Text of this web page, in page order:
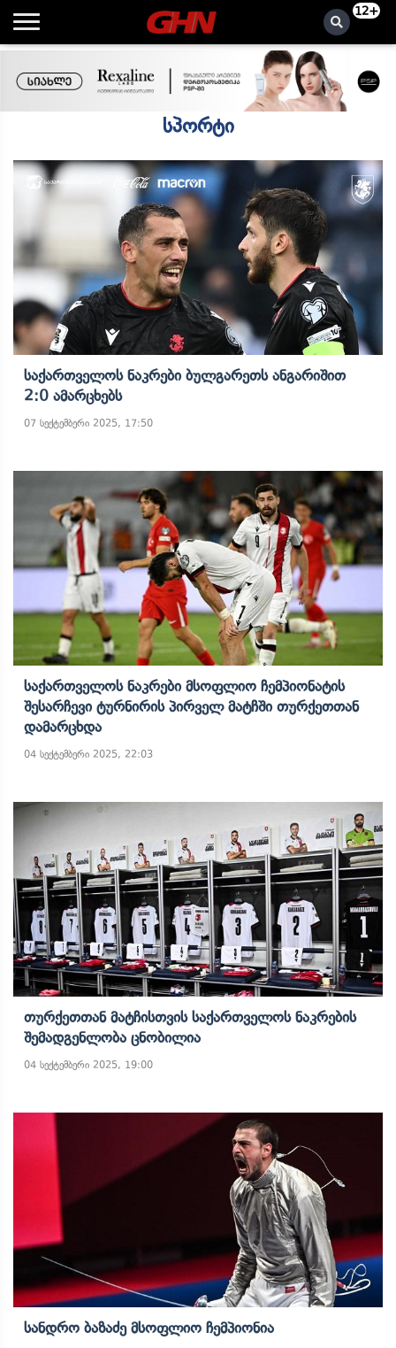
12+
სპორტი
Საქართველოს Ნაკრები Ბულგარეთს Ანგარიშით
2:0 Ამარცხებს
07 სექტემბერი 2025, 17:50
Საქართველოს Ნაკრები Მსოფლიო Ჩემპიონატის
Შესარჩევი Ტურნირის Პირველ Მატჩში Თურქეთთან
Დამარცხდა
04 სექტემბერი 2025, 22:03
Თურქეთთან Მატჩისთვის Საქართველოს Ნაკრების
Შემადგენლობა Ცნობილია
04 სექტემბერი 2025, 19:00
Სანდრო Ბაზაძე Მსოფლიო Ჩემპიონია